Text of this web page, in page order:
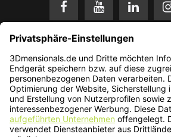
* Alle Preise in EUR inkl. gesetzl.
Änderungen und Irrtümer vorbehalten. Nur
© 2026 3Dmensionals / PONTIALIS GmbH & Co.